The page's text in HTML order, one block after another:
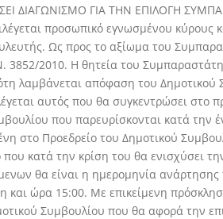
ΔΙΑΓΩΝΙΣΜΟ ΓΙΑ ΤΗΝ ΕΠΙΛΟΓΗ
προσωπικό εγνωσμένου κύρους
Ως προς το αξίωμα του
2010. Η θητεία του
λαμβάνεται απόφαση του
αυτός που θα συγκεντρώσει
που παρευρίσκονται κατά
στο Προεδρείο του Δημοτικού
που κατά την κρίση του θα
θα είναι η ημερομηνία
ώρα 15:00. Με επικείμενη
Συμβουλίου που θα αφορά την